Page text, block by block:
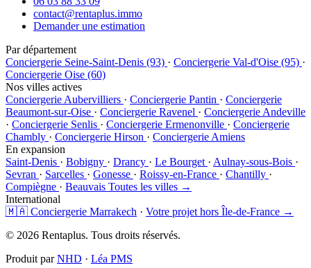
contact@rentaplus.immo
Demander une estimation
Par département
Conciergerie Seine-Saint-Denis (93) · Conciergerie Val-d'Oise (95) ·
Conciergerie Oise (60)
Nos villes actives
Conciergerie Aubervilliers · Conciergerie Pantin · Conciergerie
Beaumont-sur-Oise · Conciergerie Ravenel · Conciergerie Andeville
· Conciergerie Senlis · Conciergerie Ermenonville · Conciergerie
Chambly · Conciergerie Hirson · Conciergerie Amiens
En expansion
Saint-Denis · Bobigny · Drancy · Le Bourget · Aulnay-sous-Bois ·
Sevran · Sarcelles · Gonesse · Roissy-en-France · Chantilly ·
Compiègne · Beauvais Toutes les villes →
International
🇲🇦 Conciergerie Marrakech · Votre projet hors Île-de-France →
© 2026 Rentaplus. Tous droits réservés.
Produit parNHD · Léa PMS